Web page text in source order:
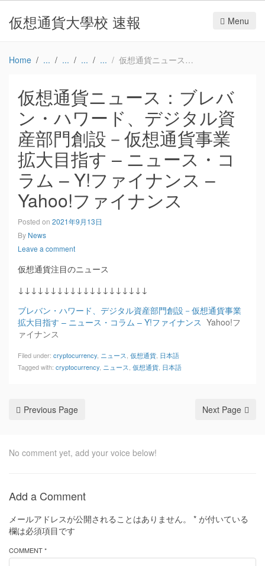
仮想通貨大學校 速報 Menu
Home 仮想通貨ニュース：ブレバン・ハワード、デジタル資産部門創設－仮想通貨事業拡大目指す – ニュース・コラム – Y!ファイナンス – Yahoo!ファイナンス
仮想通貨ニュース：ブレバ
ン・ハワード、デジタル資
産部門創設－仮想通貨事業
拡大目指す – ニュース・コ
ラム – Y!ファイナンス –
Yahoo!ファイナンス
Posted on 2021年9月13日
By News
Leave a comment
仮想通貨注目のニュース
↓↓↓↓↓↓↓↓↓↓↓↓↓↓↓↓↓↓↓↓
ブレバン・ハワード、デジタル資産部門創設－仮想通貨事業
拡大目指す – ニュース・コラム – Y!ファイナンス Yahoo!フ
ァイナンス
Filed under: cryptocurrency ニュース 仮想通貨 日本語
Tagged with: cryptocurrency ニュース 仮想通貨 日本語
Previous Page Next Page
No comment yet, add your voice below!
Add a Comment
メールアドレスが公開されることはありません。 * が付いている
欄は必須項目です
COMMENT *